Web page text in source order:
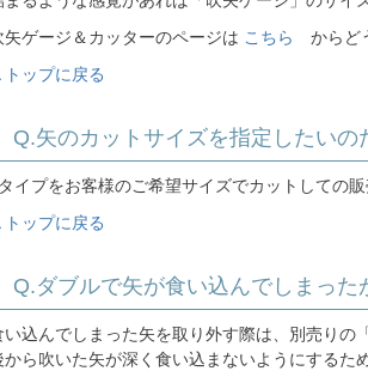
矢ゲージ＆カッターのページは こちら
からど
ップに戻る
Q.矢のカットサイズを指定したいの
イプをお客様のご希望サイズでカットしての販
ップに戻る
Q.ダブルで矢が食い込んでしまった
い込んでしまった矢を取り外す際は、別売りの
から吹いた矢が深く食い込まないようにするた